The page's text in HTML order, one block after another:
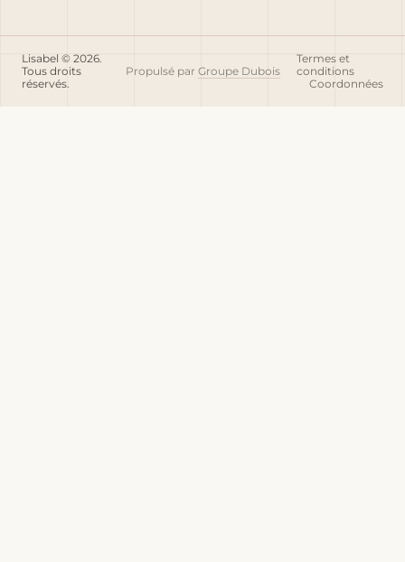
Lisabel © 2026.
Tous droits
réservés.
Propulsé par Groupe Dubois
Termes et
conditions
Coordonnées